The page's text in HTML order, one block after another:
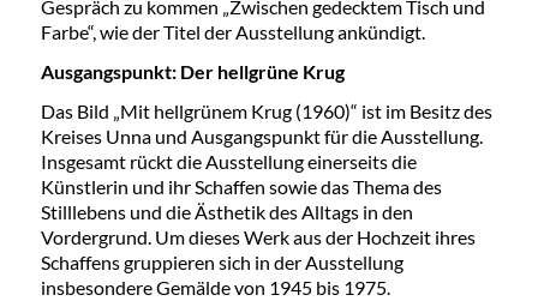
Gespräch zu kommen „Zwischen gedecktem Tisch und
Farbe“, wie der Titel der Ausstellung ankündigt.
Ausgangspunkt: Der hellgrüne Krug
Das Bild „Mit hellgrünem Krug (1960)“ ist im Besitz des
Kreises Unna und Ausgangspunkt für die Ausstellung.
Insgesamt rückt die Ausstellung einerseits die
Künstlerin und ihr Schaffen sowie das Thema des
Stilllebens und die Ästhetik des Alltags in den
Vordergrund. Um dieses Werk aus der Hochzeit ihres
Schaffens gruppieren sich in der Ausstellung
insbesondere Gemälde von 1945 bis 1975.